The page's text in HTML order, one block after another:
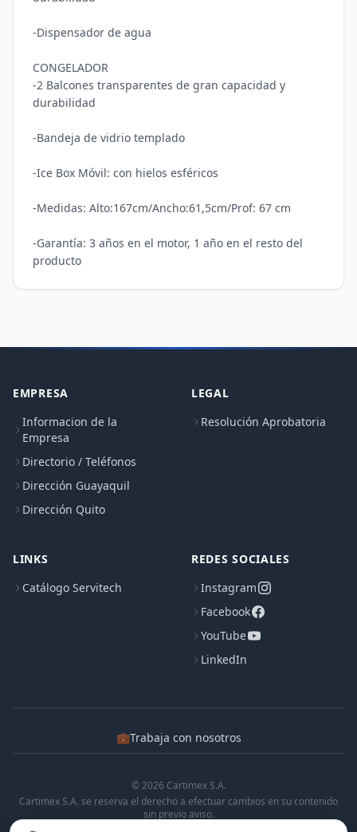
-Dispensador de agua
CONGELADOR
-2 Balcones transparentes de gran capacidad y
durabilidad
-Bandeja de vidrio templado
-Ice Box Móvil: con hielos esféricos
-Medidas: Alto:167cm/Ancho:61,5cm/Prof: 67 cm
-Garantía: 3 años en el motor, 1 año en el resto del
producto
EMPRESA
Informacion de la
Empresa
Directorio / Teléfonos
Dirección Guayaquil
Dirección Quito
LEGAL
Resolución Aprobatoria
LINKS
Catálogo Servitech
REDES SOCIALES
Instagram
Facebook
YouTube
LinkedIn
💼Trabaja con nosotros
© 2026 Cartimex S.A.
Cartimex S.A. se reserva el derecho a efectuar cambios en su contenido
sin previo aviso.